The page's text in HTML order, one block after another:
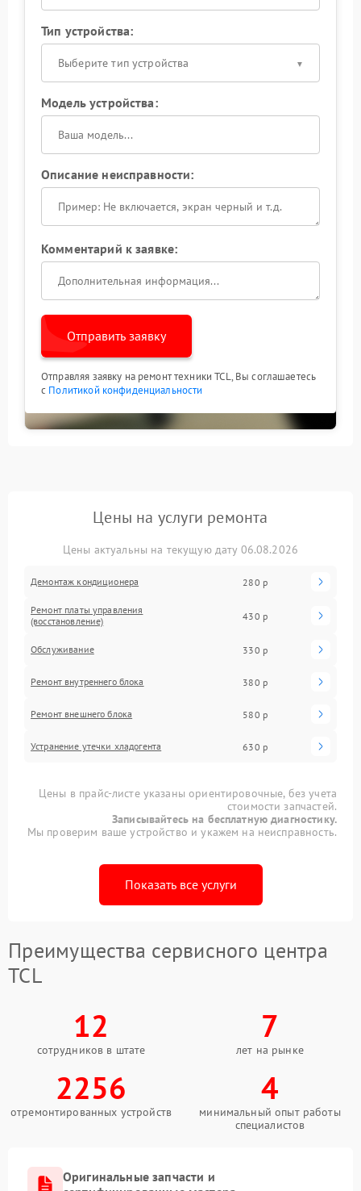
Тип устройства:
Выберите тип устройства
Модель устройства:
Описание неисправности:
Комментарий к заявке:
Отправить заявку
Отправляя заявку на ремонт техники TCL, Вы соглашаетесь
с Политикой конфиденциальности
Цены на услуги ремонта
Цены актуальны на текущую дату 06.08.2026
Демонтаж кондиционера 280 р
Ремонт платы управления
(восстановление)
430 р
Обслуживание 330 р
Ремонт внутреннего блока 380 р
Ремонт внешнего блока 580 р
Устранение утечки хладогента 630 р
Цены в прайс-листе указаны ориентировочные, без учета
стоимости запчастей.
Записывайтесь на бесплатную диагностику.
Мы проверим ваше устройство и укажем на неисправность.
Показать все услуги
Преимущества сервисного центра
TCL
12
сотрудников в штате
7
лет на рынке
2256
отремонтированных устройств
4
минимальный опыт работы
специалистов
Оригинальные запчасти и